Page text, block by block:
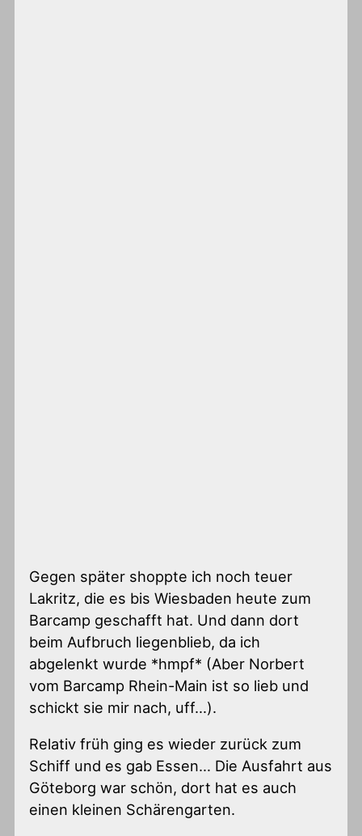
Gegen später shoppte ich noch teuer
Lakritz, die es bis Wiesbaden heute zum
Barcamp geschafft hat. Und dann dort
beim Aufbruch liegenblieb, da ich
abgelenkt wurde *hmpf* (Aber Norbert
vom Barcamp Rhein-Main ist so lieb und
schickt sie mir nach, uff…).
Relativ früh ging es wieder zurück zum
Schiff und es gab Essen… Die Ausfahrt aus
Göteborg war schön, dort hat es auch
einen kleinen Schärengarten.